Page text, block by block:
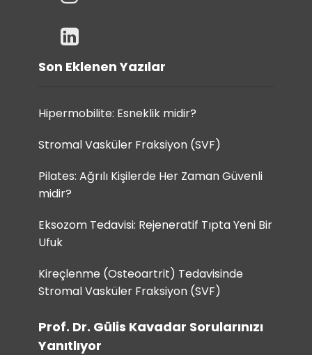
Son Eklenen Yazılar
Hipermobilite: Esneklik midir?
Stromal Vasküler Fraksiyon (SVF)
Pilates: Ağrılı Kişilerde Her Zaman Güvenli
midir?
Eksozom Tedavisi: Rejeneratif Tıpta Yeni Bir
Ufuk
Kireçlenme (Osteoartrit) Tedavisinde
Stromal Vasküler Fraksiyon (SVF)
Prof. Dr. Gülis Kavadar Sorularınızı
Yanıtlıyor